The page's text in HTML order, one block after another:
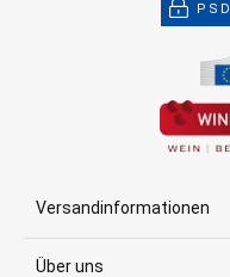
Versandinformationen
Über uns